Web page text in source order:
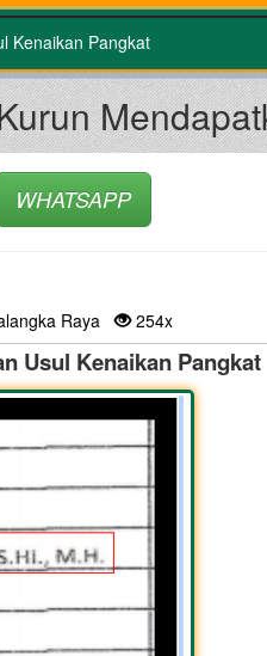
Kenaikan Pangkat
WHATSAPP
Raya 254x
Usul Kenaikan Pangkat